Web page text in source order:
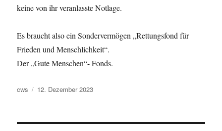
keine von ihr veranlasste Notlage.
Es braucht also ein Sondervermögen „Rettungsfond für
Frieden und Menschlichkeit“.
Der „Gute Menschen“- Fonds.
Autor
cws
Veröffentlicht
12. Dezember 2023